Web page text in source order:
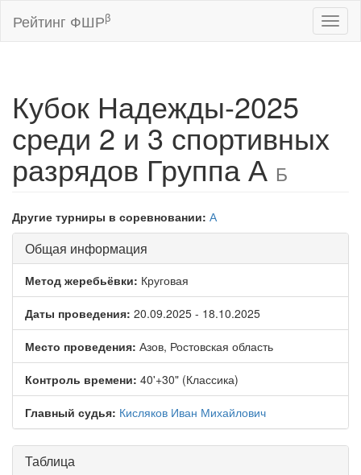
Рейтинг ФШРβ
Кубок Надежды-2025
среди 2 и 3 спортивных
разрядов Группа А Б
Другие турниры в соревновании: А
Общая информация
Метод жеребьёвки: Круговая
Даты проведения: 20.09.2025 - 18.10.2025
Место проведения: Азов, Ростовская область
Контроль времени: 40'+30" (Классика)
Главный судья: Кисляков Иван Михайлович
Таблица